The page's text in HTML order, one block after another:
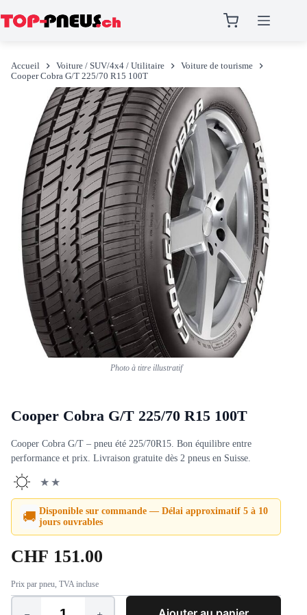
contenu
Accueil Voiture / SUV/4x4 / Utilitaire
Voiture de tourisme
Cooper Cobra G/T 225/70 R15 100T
Photo à titre illustratif
Cooper Cobra G/T 225/70 R15 100T
Cooper Cobra G/T – pneu été 225/70R15. Bon équilibre entre
performance et prix. Livraison gratuite dès 2 pneus en Suisse.
★★
🚚 Disponible sur commande — Délai approximatif 5 à 10
jours ouvrables
CHF 151.00
Prix par pneu, TVA incluse